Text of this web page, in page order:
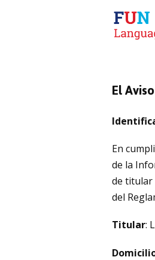
El
En
de la
de titular
del
Titular: